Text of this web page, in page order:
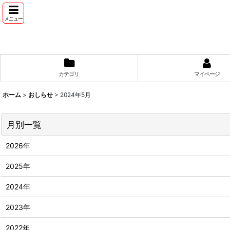
メニュー
カテゴリ マイページ
ホーム > おしらせ > 2024年5月
月別一覧
2026年
2025年
2024年
2023年
2022年